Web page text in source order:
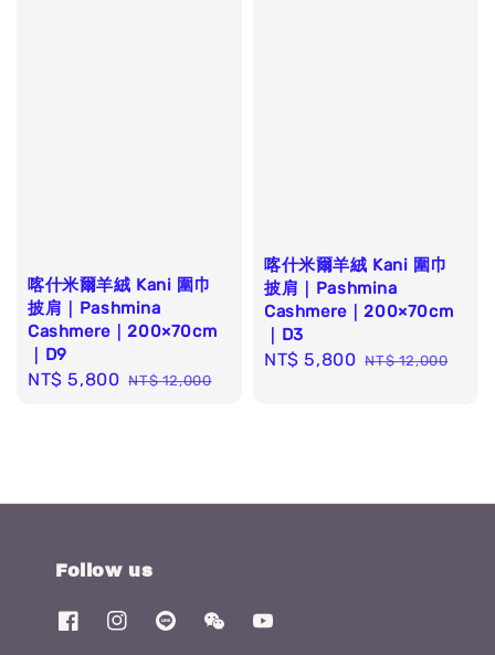
喀什米爾羊絨 Kani 圍巾
披肩｜Pashmina
Cashmere｜200×70cm
｜D9
Sale
NT$ 5,800 Regular
NT$ 12,000
喀什米爾羊絨 Kani 圍巾
披肩｜Pashmina
Cashmere｜200×70cm
｜D3
Sale
NT$ 5,800 Regular
NT$ 12,000
Follow us